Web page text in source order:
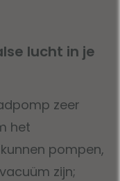
lucht in je
zeer
het
pompen,
zijn;